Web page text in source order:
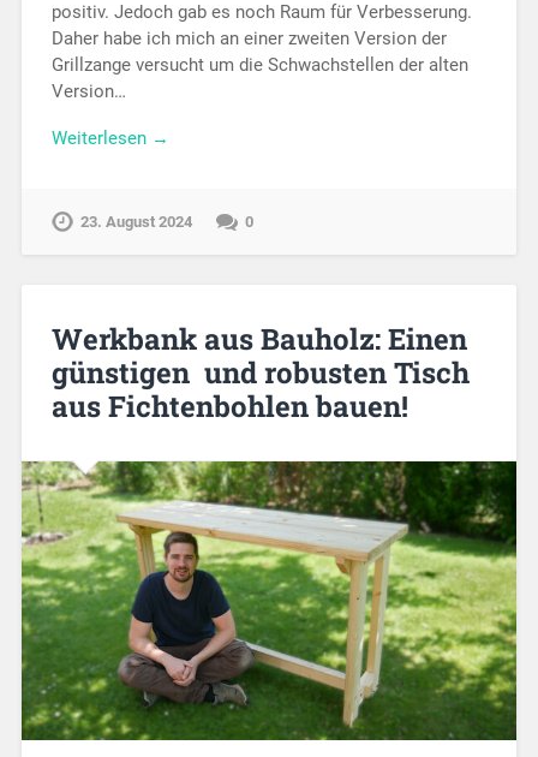
positiv. Jedoch gab es noch Raum für Verbesserung.
Daher habe ich mich an einer zweiten Version der
Grillzange versucht um die Schwachstellen der alten
Version…
Weiterlesen →
23. August 2024 0
Werkbank aus Bauholz: Einen
günstigen und robusten Tisch
aus Fichtenbohlen bauen!